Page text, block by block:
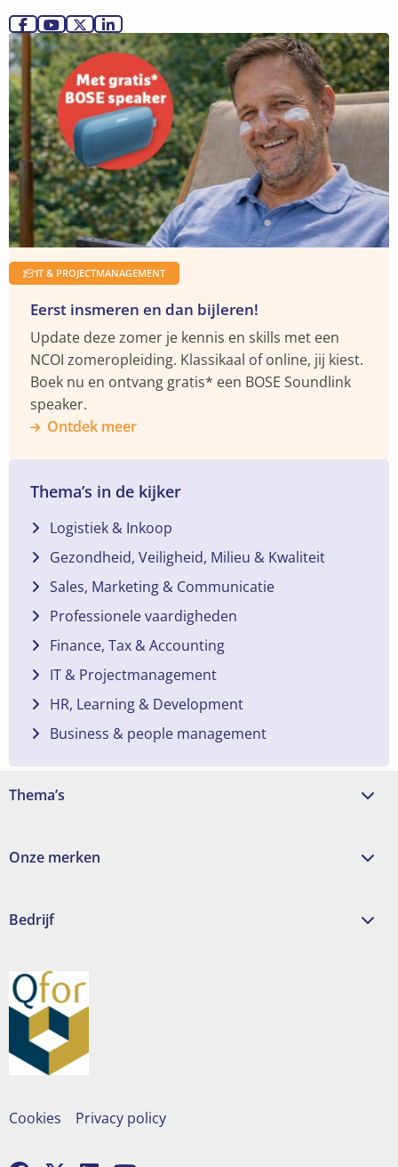
het
verschil
maken
Ga
naar
Facebook
Ga
naar
YouTube
Ga
naar
X
Ga
naar
LinkedIn
Eerst insmeren en dan bijleren!
IT & PROJECTMANAGEMENT
Update deze zomer je kennis en skills met een
NCOI zomeropleiding. Klassikaal of online, jij kiest.
Boek nu en ontvang gratis* een BOSE Soundlink
speaker.
Ontdek meer
Lees
meer
over
Ontdek
meer
Thema’s in de kijker
Logistiek & Inkoop
Gezondheid, Veiligheid, Milieu & Kwaliteit
Sales, Marketing & Communicatie
Professionele vaardigheden
Finance, Tax & Accounting
IT & Projectmanagement
HR, Learning & Development
Business & people management
Thema’s
Onze merken
Bedrijf
Cookies Privacy policy